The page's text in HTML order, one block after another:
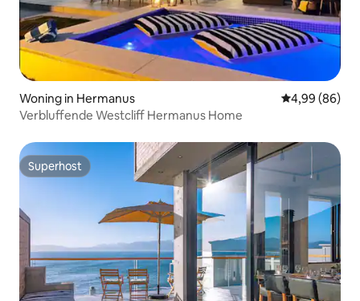
Woning in Hermanus Gemiddelde
4,99 (86)
Verbluffende Westcliff Hermanus Home
Superhost
Superhost